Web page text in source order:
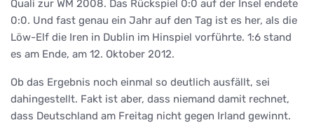
Quali zur WM 2008. Das Rückspiel 0:0 auf der Insel endete
0:0. Und fast genau ein Jahr auf den Tag ist es her, als die
Löw-Elf die Iren in Dublin im Hinspiel vorführte. 1:6 stand
es am Ende, am 12. Oktober 2012.
Ob das Ergebnis noch einmal so deutlich ausfällt, sei
dahingestellt. Fakt ist aber, dass niemand damit rechnet,
dass Deutschland am Freitag nicht gegen Irland gewinnt.